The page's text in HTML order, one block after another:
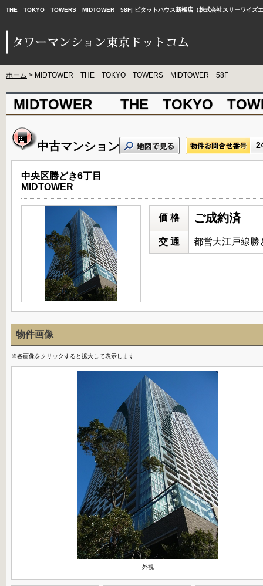
THE TOKYO TOWERS MIDTOWER 58F| ピタットハウス新橋店（株式会社スリーワイズエ
ホーム > MIDTOWER THE TOKYO TOWERS MIDTOWER 58F
MIDTOWER THE TOKYO
中古マンション
中央区勝どき6丁目
MIDTOWER
価 格 ご成約済
交 通 都営大江戸線勝
物件画像
※各画像をクリックすると拡大して表示します
外観